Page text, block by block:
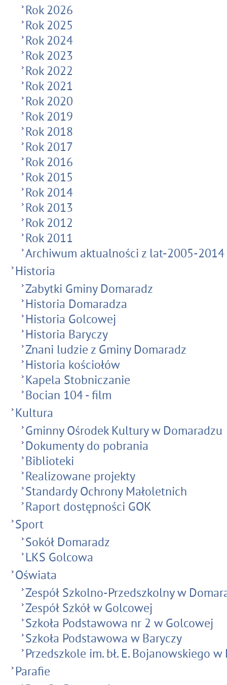
Rok 2026
Rok 2025
Rok 2024
Rok 2023
Rok 2022
Rok 2021
Rok 2020
Rok 2019
Rok 2018
Rok 2017
Rok 2016
Rok 2015
Rok 2014
Rok 2013
Rok 2012
Rok 2011
Archiwum aktualności z lat-2005-2014
Historia
Zabytki Gminy Domaradz
Historia Domaradza
Historia Golcowej
Historia Baryczy
Znani ludzie z Gminy Domaradz
Historia kościołów
Kapela Stobniczanie
Bocian 104 - film
Kultura
Gminny Ośrodek Kultury w Domaradzu
Dokumenty do pobrania
Biblioteki
Realizowane projekty
Standardy Ochrony Małoletnich
Raport dostępności GOK
Sport
Sokół Domaradz
LKS Golcowa
Oświata
Zespół Szkolno-Przedszkolny w
Zespół Szkół w Golcowej
Szkoła Podstawowa nr 2 w Golcowej
Szkoła Podstawowa w Baryczy
Przedszkole im. bł. E. Bojanowskiego
Parafie